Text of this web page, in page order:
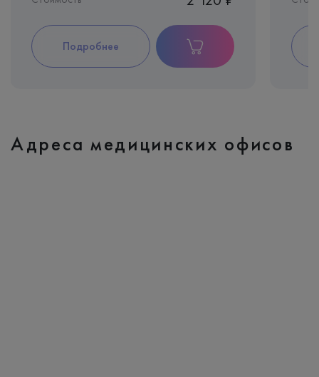
Подробнее
Адреса медицинских офисов